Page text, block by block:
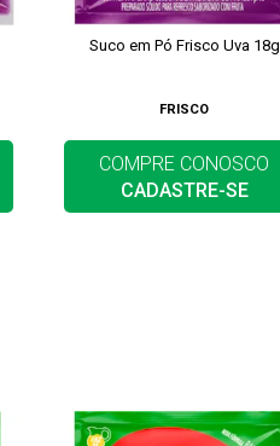
Suco em Pó Frisco Uva 18g
FRISCO
COMPRE CONOSCO
CADASTRE-SE